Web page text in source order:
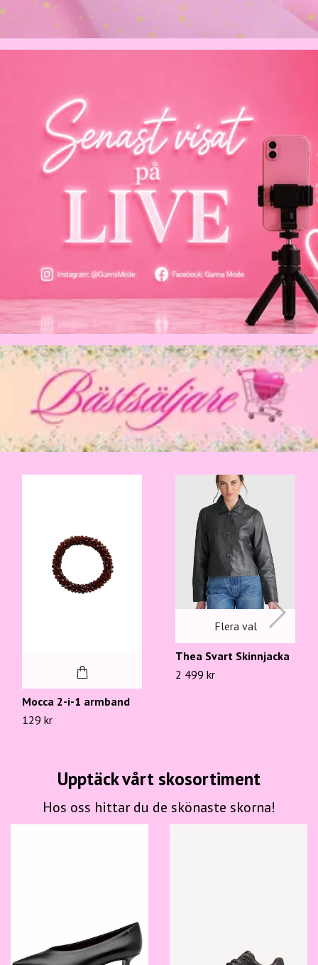
Mocca 2-i-1 armband
129 kr
Flera val
Thea Svart Skinnjacka
2 499 kr
Upptäck vårt skosortiment
Hos oss hittar du de skönaste skorna!